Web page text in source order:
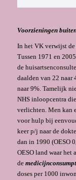
Voorzieningen
In het VK verwijst de
Tussen 1971 en
de
daalden van 22 naar
naar 9%. Tamelijk
NHS inloopcentra
verlichten. Men kan
voor hulp bij
keer p/j naar de
dan in 1990 (OESO
OESO land waar het
de
doses per 1000